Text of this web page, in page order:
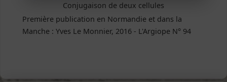
Conjugaison de deux cellules
Première publication en Normandie et dans la
Manche : Yves Le Monnier, 2016 - L'Argiope N° 94